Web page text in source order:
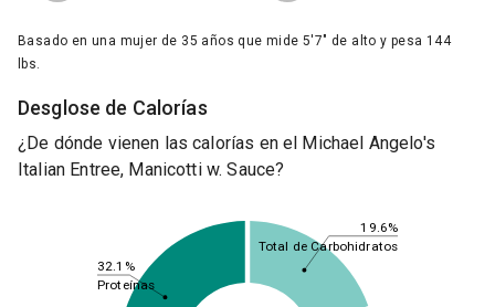
Basado en una mujer de 35 años que mide 5'7" de alto y pesa 144
lbs.
Desglose de Calorías
¿De dónde vienen las calorías en el Michael Angelo's
Italian Entree, Manicotti w. Sauce?
19.6%
32.1%
Total de Carbohidratos
Proteínas